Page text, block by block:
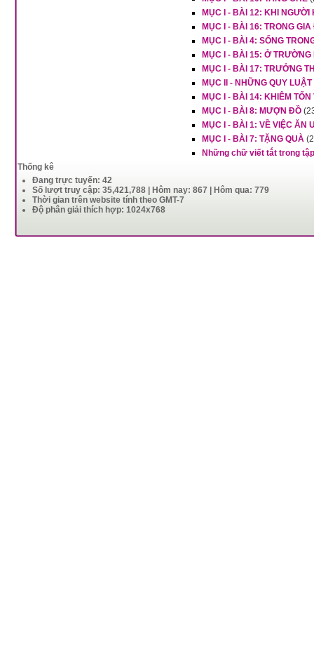
MỤC I - BÀI 12: KHI NGƯỜI
MỤC I - BÀI 16: TRONG
MỤC I - BÀI 4: SỐNG
MỤC I - BÀI 15: Ở TRƯỜNG
MỤC I - BÀI 17: TRƯỞNG
MỤC II - NHỮNG QUY
MỤC I - BÀI 14: KHIÊM TỐN
MỤC I - BÀI 8: MƯỢN ĐỒ
MỤC I - BÀI 1: VỀ VIỆC ĂN
MỤC I - BÀI 7: TẶNG QUÀ
Những chữ viết tắt trong
Thống kê
Đang trực tuyến: 42
Số lượt truy cập: 35,421,788 | Hôm nay: 867 | Hôm qua: 779
Thời gian trên website tính theo GMT-7
Độ phân giải thích hợp: 1024x768